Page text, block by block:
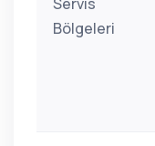
Bölgeleri